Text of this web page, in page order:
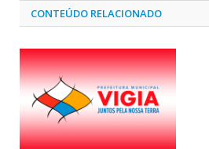
CONTEÚDO RELACIONADO